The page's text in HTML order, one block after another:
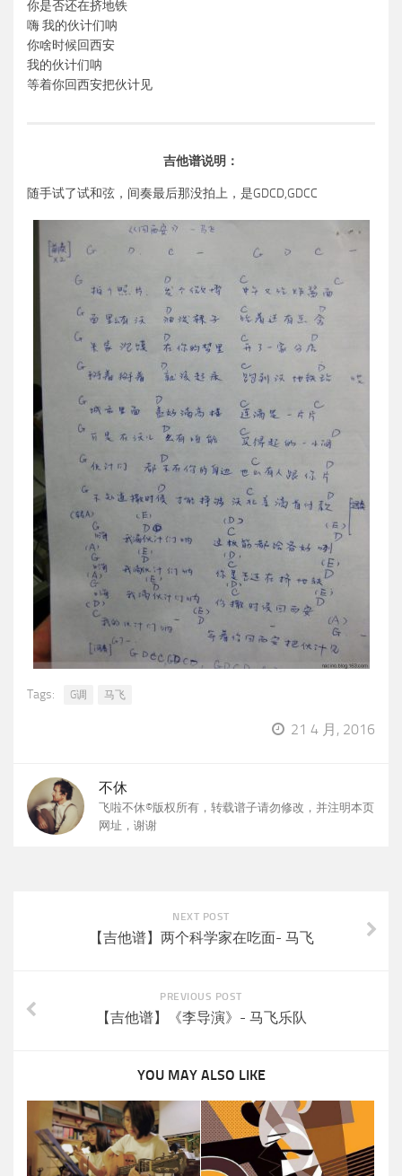
你是否还在挤地铁
嗨 我的伙计们呐
你啥时候回西安
我的伙计们呐
等着你回西安把伙计见
吉他谱说明：
随手试了试和弦，间奏最后那没拍上，是GDCD,GDCC
Tags: G调 马飞
21 4 月, 2016
不休
飞啦不休©版权所有，转载谱子请勿修改，并注明本页
网址，谢谢
NEXT POST
【吉他谱】两个科学家在吃面- 马飞
PREVIOUS POST
【吉他谱】《李导演》- 马飞乐队
YOU MAY ALSO LIKE